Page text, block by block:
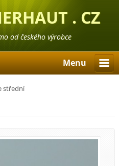
. CZ
od českého výrobce
Menu
střední